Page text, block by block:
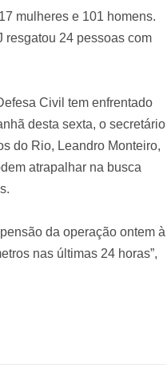
mulheres e 101 homens.
resgatou 24 pessoas com
Civil tem enfrentado
desta sexta, o secretário
do Rio, Leandro Monteiro,
atrapalhar na busca
da operação ontem à
nas últimas 24 horas”,